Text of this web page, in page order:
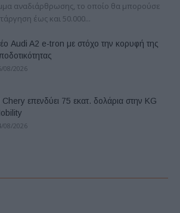
αναδιάρθρωσης, το οποίο θα μπορούσε
έως και 50.000...
Audi A2 e-tron με στόχο την κορυφή της
08/2026
επενδύει 75 εκατ. δολάρια στην KG
08/2026